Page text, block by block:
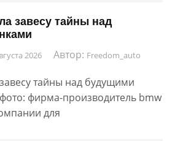
завесу тайны над
2026 Автор: Freedom_auto
тайны над будущими
фирма-производитель bmw
для